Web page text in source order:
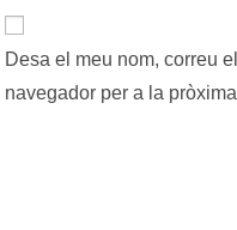
per
comentar
la
vostra
web
Desa el meu nom, correu
navegador per a la